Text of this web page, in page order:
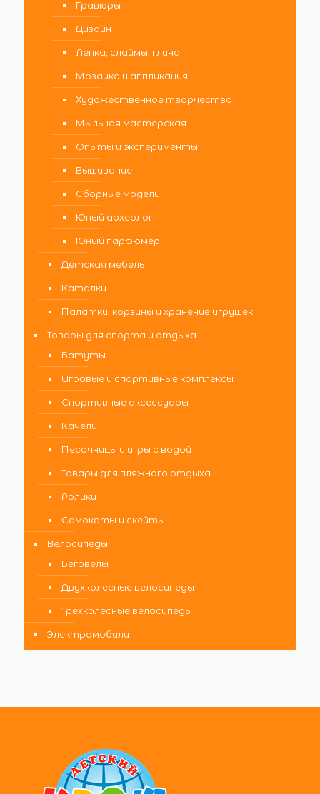
Гравюры
Дизайн
Лепка, слаймы, глина
Мозаика и аппликация
Художественное творчество
Мыльная мастерская
Опыты и эксперименты
Вышивание
Сборные модели
Юный археолог
Юный парфюмер
Детская мебель
Каталки
Палатки, корзины и хранение игрушек
Товары для спорта и отдыха
Батуты
Игровые и спортивные комплексы
Спортивные аксессуары
Качели
Песочницы и игры с водой
Товары для пляжного отдыха
Ролики
Самокаты и скейты
Велосипеды
Беговелы
Двухколесные велосипеды
Трехколесные велосипеды
Электромобили